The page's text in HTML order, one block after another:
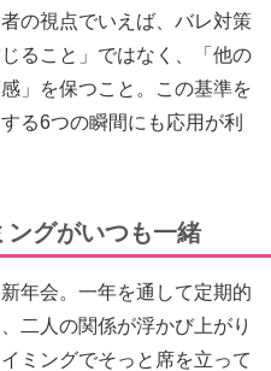
の視点でいえば、バレ対策
ること」ではなく、「他の
」を保つこと。この基準を
る6つの瞬間にも応用が利
グがいつも一緒
年会。一年を通して定期的
二人の関係が浮かび上がり
ミングでそっと席を立って